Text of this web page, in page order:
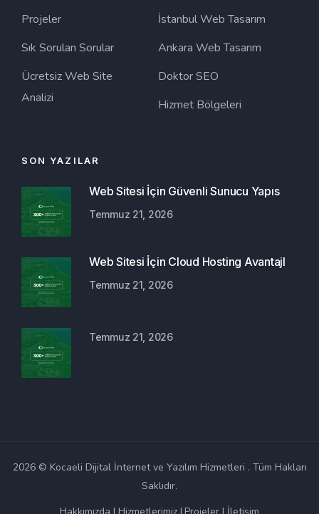
Projeler
Sık Sorulan Sorular
Ücretsiz Web Site
Analizi
İstanbul Web Tasarım
Ankara Web Tasarım
Doktor SEO
Hizmet Bölgeleri
SON YAZILAR
Web Sitesi İçin Güvenli Sunucu Yapıs
Temmuz 21, 2026
Web Sitesi İçin Cloud Hosting Avantajl
Temmuz 21, 2026
Temmuz 21, 2026
2026 © Kocaeli Dijital İnternet ve Yazılım Hizmetleri . Tüm Hakları
Saklıdır.
Hakkımızda
Hizmetlerimiz Projeler İletişim